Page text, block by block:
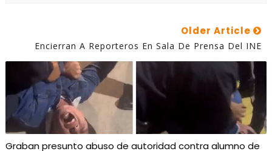
Older Article
Encierran A Reporteros En Sala De Prensa Del INE
Graban presunto abuso de autoridad contra alumno de